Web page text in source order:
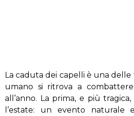
La caduta dei capelli è una delle
umano si ritrova a
all’anno. La prima, e più
l’estate: un evento naturale